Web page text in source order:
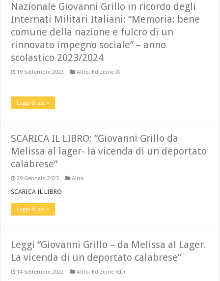
Nazionale Giovanni Grillo in ricordo degli
Internati Militari Italiani: “Memoria: bene
comune della nazione e fulcro di un
rinnovato impegno sociale” – anno
scolastico 2023/2024
19 Settembre 2023 Altro, Edizione IX
Leggi di più »
SCARICA IL LIBRO: “Giovanni Grillo da
Melissa al lager- la vicenda di un deportato
calabrese”
29 Gennaio 2023 Altro
SCARICA IL LIBRO
Leggi di più »
Leggi “Giovanni Grillo – da Melissa al Lager.
La vicenda di un deportato calabrese”
14 Settembre 2022 Altro, Edizione VIII+